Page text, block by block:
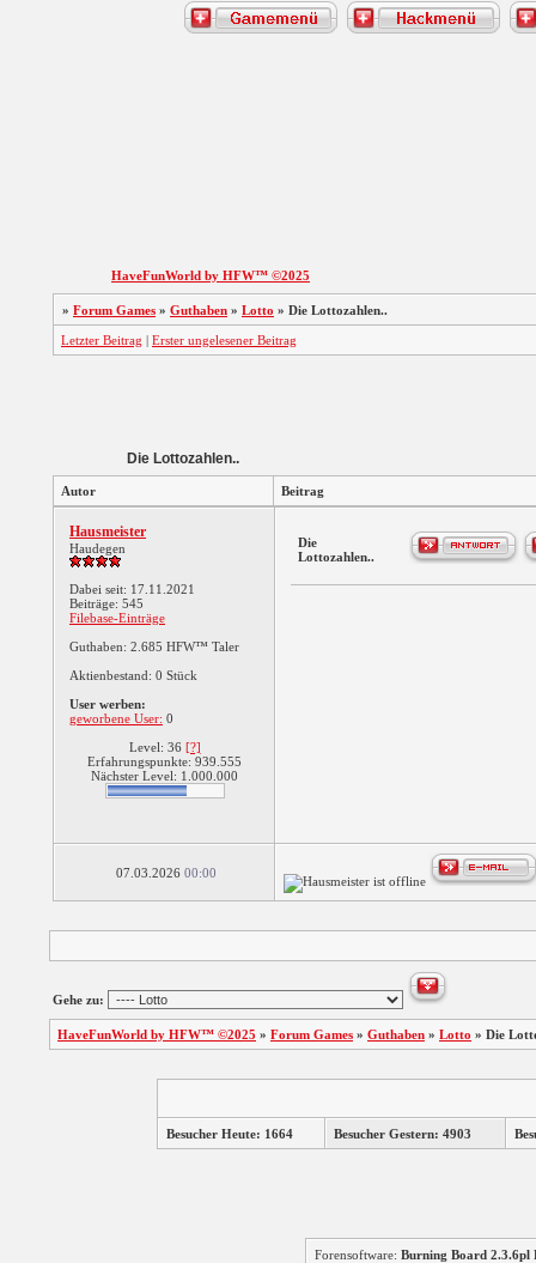
HaveFunWorld by HFW™ ©2025
» Forum Games » Guthaben » Lotto » Die Lottozahlen..
Letzter Beitrag | Erster ungelesener Beitrag
Die Lottozahlen..
Autor Beitrag
Hausmeister
Haudegen
Dabei seit: 17.11.2021
Beiträge: 545
Filebase-Einträge
Guthaben: 2.685 HFW™ Taler
Aktienbestand: 0 Stück
User werben:
geworbene User: 0
Level: 36 [?]
Erfahrungspunkte: 939.555
Nächster Level: 1.000.000
Die
Lottozahlen..
07.03.2026 00:00
Gehe zu:
HaveFunWorld by HFW™ ©2025 » Forum Games » Guthaben » Lotto » Die
Besucher Heute: 1664 Besucher Gestern: 4903
Forensoftware: Burning Board